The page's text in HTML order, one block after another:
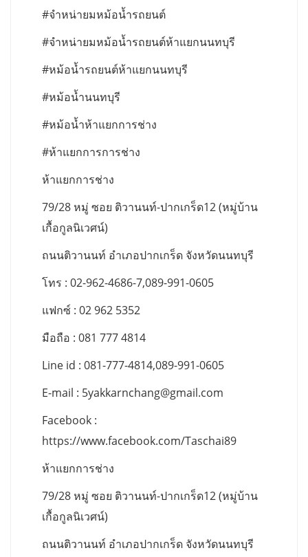
#จำหน่ายมหม้อน้ำรถยนต์
#จำหน่ายมหม้อน้ำรถยนต์ห้าแยกนนทบุรี
#หม้อน้ำรถยนต์ห้าแยกนนทบุรี
#หม้อน้ำนนทบุรี
#หม้อน้ำห้าแยกการช่าง
#ห้าแยกการการช่าง
ห้าแยกการช่าง
79/28 หมู่ ซอย ติวานนท์-ปากเกร็ด12 (หมู่บ้าน
เกื้อกูลนิเวศน์)
ถนนติวานนท์ อำเภอปากเกร็ด จังหวัดนนทบุรี
โทร : 02-962-4686-7,089-991-0605
แฟกซ์ : 02 962 5352
มือถือ : 081 777 4814
Line id : 081-777-4814,089-991-0605
E-mail : 5yakkarnchang@gmail.com
Facebook :
https://www.facebook.com/Taschai89
ห้าแยกการช่าง
79/28 หมู่ ซอย ติวานนท์-ปากเกร็ด12 (หมู่บ้าน
เกื้อกูลนิเวศน์)
ถนนติวานนท์ อำเภอปากเกร็ด จังหวัดนนทบุรี